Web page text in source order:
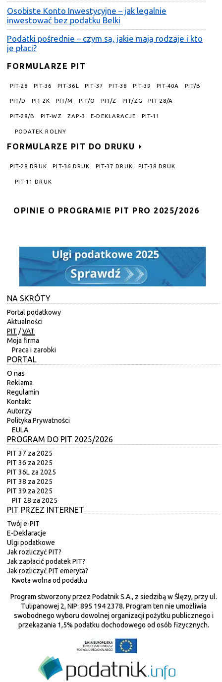
Osobiste Konto Inwestycyjne – jak legalnie
inwestować bez podatku Belki
Podatki pośrednie – czym są, jakie mają rodzaje i kto
je płaci?
FORMULARZE PIT
PIT-28 PIT-36 PIT-36L PIT-37 PIT-38 PIT-39 PIT-40A PIT/B
PIT/D PIT-2K PIT/M PIT/O PIT/Z PIT/ZG PIT-28/A
PIT-28/B PIT-WZ ZAP-3 E-DEKLARACJE PIT-11
PODATEK ROLNY
FORMULARZE PIT DO DRUKU
PIT-28 DRUK PIT-36 DRUK PIT-37 DRUK PIT-38 DRUK
PIT-11 DRUK
OPINIE O PROGRAMIE PIT PRO 2025/2026
NA SKRÓTY
Portal podatkowy
Aktualności
PIT /VAT
Moja firma
Praca i zarobki
PORTAL
O nas
Reklama
Regulamin
Kontakt
Autorzy
Polityka Prywatności
EULA
PROGRAM DO PIT 2025/2026
PIT 37 za 2025
PIT 36 za 2025
PIT 36L za 2025
PIT 38 za 2025
PIT 39 za 2025
PIT 28 za 2025
PIT PRZEZ INTERNET
Twój e-PIT
E-Deklaracje
Ulgi podatkowe
Jak rozliczyć PIT?
Jak zapłacić podatek PIT?
Jak rozliczyć PIT emeryta?
Kwota wolna od podatku
Program stworzony przez Podatnik S.A., z siedzibą w Ślęzy, przy ul.
Tulipanowej 2, NIP: 895 194 2378. Program ten nie umożliwia
swobodnego wyboru dowolnej organizacji pożytku publicznego i
przekazania 1,5% podatku dochodowego od osób fizycznych.